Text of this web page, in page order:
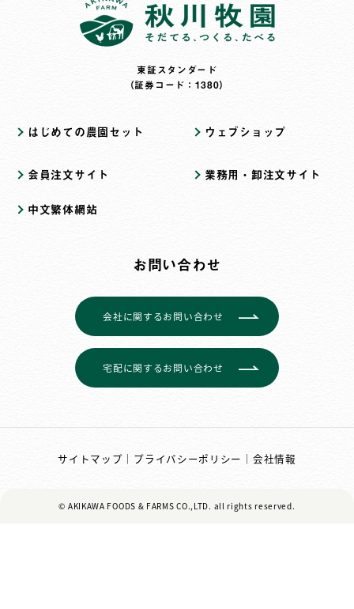
東証スタンダード
（証券コード：1380）
はじめての農園セット ウェブショップ
会員注文サイト 業務用・卸注文サイト
中文繁体網站
お問い合わせ
会社に関するお問い合わせ
宅配に関するお問い合わせ
サイトマップ ｜ プライバシーポリシー ｜ 会社情報
© AKIKAWA FOODS & FARMS CO.,LTD. all rights reserved.